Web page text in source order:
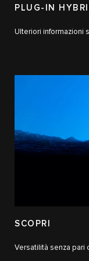
PLUG-IN
Ulteriori informazioni
SCOPRI
Versatilità senza pari